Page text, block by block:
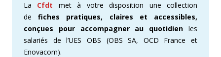
La Cfdt
met à votre disposition une collection
defiches pratiques, claires et accessibles,
conçues pour accompagner au quotidien les
salariés de l’UES OBS (OBS SA, OCD France et
Enovacom).